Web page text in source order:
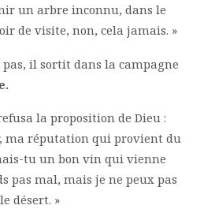
un arbre inconnu, dans le
de visite, non, cela jamais. »
pas, il sortit dans la campagne
la proposition de Dieu :
ma réputation qui provient du
tu un bon vin qui vienne
pas mal, mais je ne peux pas
désert. »